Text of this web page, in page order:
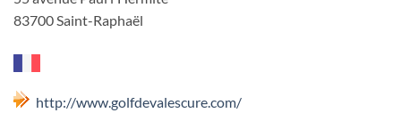
83700 Saint-Raphaël
http://www.golfdevalescure.com/